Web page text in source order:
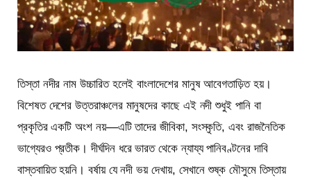
তিস্তা নদীর নাম উচ্চারিত হলেই বাংলাদেশের মানুষ আবেগতাড়িত হয়।
বিশেষত দেশের উত্তরাঞ্চলের মানুষদের কাছে এই নদী শুধুই পানি বা
প্রকৃতির একটি অংশ নয়—এটি তাদের জীবিকা, সংস্কৃতি, এবং রাজনৈতিক
ভাগ্যেরও প্রতীক। দীর্ঘদিন ধরে ভারত থেকে ন্যায্য পানিবণ্টনের দাবি
বাস্তবায়িত হয়নি। বর্ষায় যে নদী ভয় দেখায়, সেখানে শুষ্ক মৌসুমে তিস্তায়